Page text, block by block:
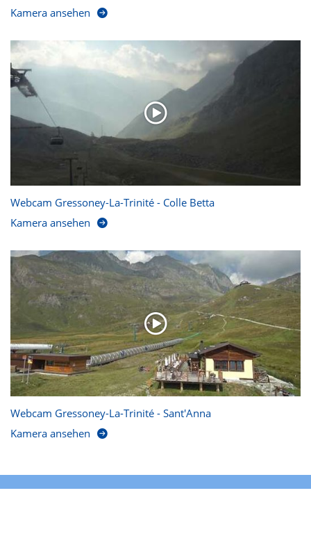
Kamera ansehen
Webcam Gressoney-La-Trinité - Colle Betta
Kamera ansehen
Webcam Gressoney-La-Trinité - Sant'Anna
Kamera ansehen